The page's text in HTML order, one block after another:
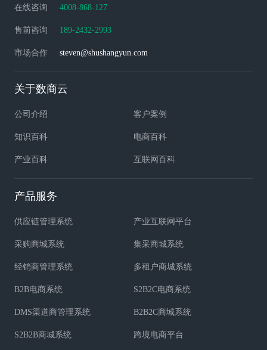
在线咨询 4008-868-127
售前咨询 189-2432-2993
市场合作 steven@shushangyun.com
关于数商云
公司介绍 客户案例
知识百科 电商百科
产业百科 互联网百科
产品服务
供应链管理系统 产业互联网平台
采购商城系统 集采商城系统
经销商管理系统 多租户商城系统
B2B电商系统 S2B2C电商系统
DMS渠道商管理系统 B2B2C商城系统
S2B2B商城系统 跨境电商平台